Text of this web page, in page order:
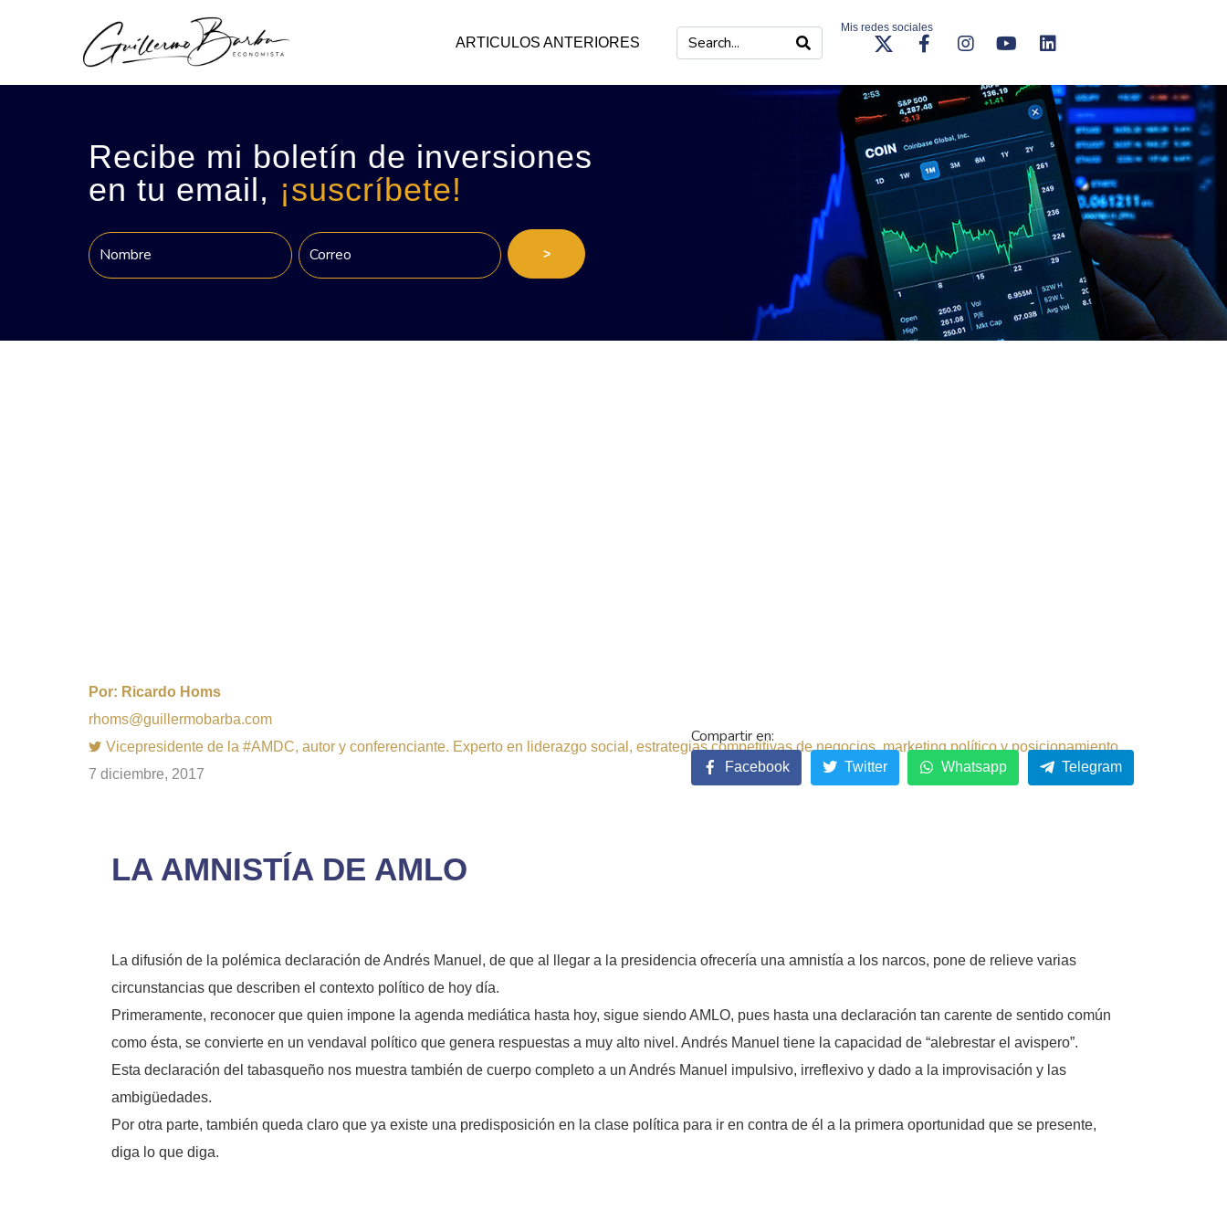
ARTICULOS ANTERIORES
Mis redes sociales
Recibe mi boletín de inversiones
en tu email, ¡suscríbete!
>
Por: Ricardo Homs
rhoms@guillermobarba.com
Vicepresidente de la #AMDC, autor y conferenciante. Experto en liderazgo social, estrategias competitivas de negocios, marketing político y posicionamiento.
7 diciembre, 2017
LA AMNISTÍA DE AMLO
La difusión de la polémica declaración de Andrés Manuel, de que al llegar a la presidencia ofrecería una amnistía a los narcos, pone de relieve varias
circunstancias que describen el contexto político de hoy día.
Primeramente, reconocer que quien impone la agenda mediática hasta hoy, sigue siendo AMLO, pues hasta una declaración tan carente de sentido común
como ésta, se convierte en un vendaval político que genera respuestas a muy alto nivel. Andrés Manuel tiene la capacidad de “alebrestar el avispero”.
Esta declaración del tabasqueño nos muestra también de cuerpo completo a un Andrés Manuel impulsivo, irreflexivo y dado a la improvisación y las
ambigüedades.
Por otra parte, también queda claro que ya existe una predisposición en la clase política para ir en contra de él a la primera oportunidad que se presente,
diga lo que diga.
Facebook Twitter Whatsapp Telegram